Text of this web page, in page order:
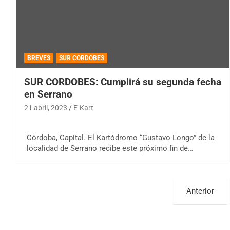
BREVES SUR CORDOBES
SUR CORDOBES: Cumplirá su segunda fecha
en Serrano
21 abril, 2023 E-Kart
Córdoba, Capital. El Kartódromo “Gustavo Longo” de la
localidad de Serrano recibe este próximo fin de…
Anterior